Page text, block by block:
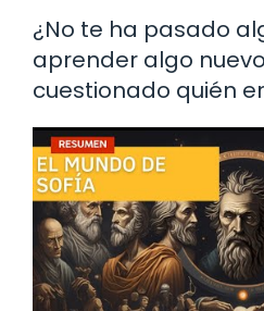
¿No te ha pasado
aprender algo
cuestionado quién